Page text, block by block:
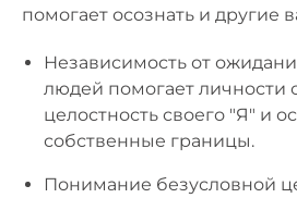
помогает осознать и другие
Независимость от
людей помогает личности
целостность своего "Я" и
собственные границы.
Понимание безусловной